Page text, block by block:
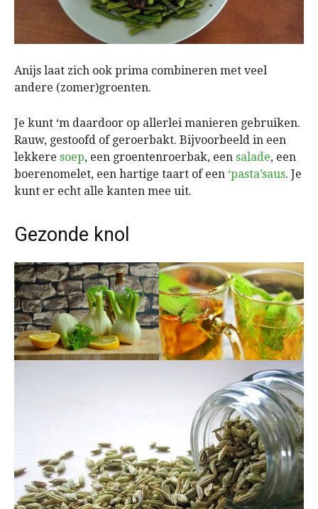
Anijs laat zich ook prima combineren met veel
andere (zomer)groenten.
Je kunt ‘m daardoor op allerlei manieren gebruiken.
Rauw, gestoofd of geroerbakt. Bijvoorbeeld in een
lekkere soep, een groentenroerbak, een salade, een
boerenomelet, een hartige taart of een ‘pasta’saus. Je
kunt er echt alle kanten mee uit.
Gezonde knol